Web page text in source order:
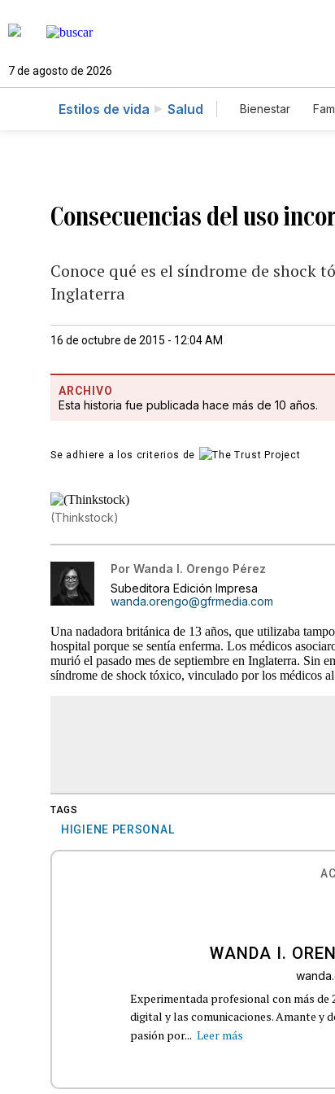
7 de agosto de 2026
Estilos de vida Salud Bienestar
Consecuencias del uso
Conoce qué es el síndrome de shock
Inglaterra
16 de octubre de 2015 - 12:04 AM
ARCHIVO
Esta historia fue publicada hace más de 10 años.
Se adhiere a los criterios de
(Thinkstock)
Por Wanda I. Orengo Pérez
Subeditora Edición Impresa
wanda.orengo@gfrmedia.com
Una nadadora británica de 13 años, que utilizaba
hospital porque se sentía enferma. Los médicos
murió el pasado mes de septiembre en Inglaterra. Sin
síndrome de shock tóxico, vinculado por los médicos
TAGS
HIGIENE PERSONAL
WANDA I.
Experimentada profesional con más de
digital y las comunicaciones. Amante y
pasión por... Leer más